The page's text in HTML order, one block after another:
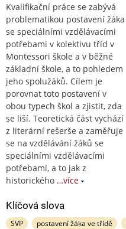
Kvalifikační práce se zabývá
problematikou postavení žáka
se speciálními vzdělávacími
potřebami v kolektivu tříd v
Montessori škole a v běžné
základní škole, a to pohledem
jeho spolužáků. Cílem je
porovnat toto postavení v
obou typech škol a zjistit, zda
se liší. Teoretická část vychází
z literární rešerše a zaměřuje
se na vzdělávání žáků se
speciálními vzdělávacími
potřebami, a to jak z
historického …více
Klíčová slova
SVP postavení žáka ve třídě